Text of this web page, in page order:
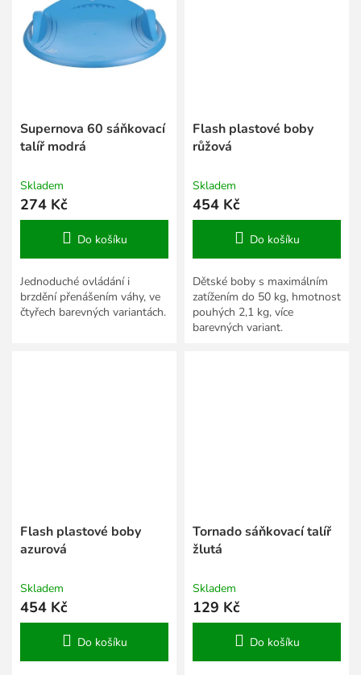
Supernova 60 sáňkovací
talíř modrá
Skladem
274 Kč
Do košíku
Jednoduché ovládání i
brzdění přenášením váhy, ve
čtyřech barevných variantách.
Flash plastové boby
růžová
Skladem
454 Kč
Do košíku
Dětské boby s maximálním
zatížením do 50 kg, hmotnost
pouhých 2,1 kg, více
barevných variant.
Flash plastové boby
azurová
Skladem
454 Kč
Do košíku
Tornado sáňkovací talíř
žlutá
Skladem
129 Kč
Do košíku